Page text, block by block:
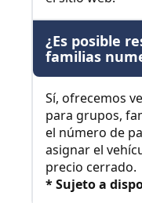
¿Es posible
familias
Sí, ofrecemos
para grupos,
el número de
asignar el
precio cerrado.
* Sujeto a